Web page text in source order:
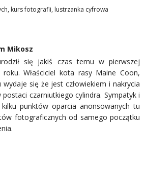
, kurs fotografii, lustrzanka cyfrowa
Mikosz
się jakiś czas temu w pierwszej
roku. Właściciel kota rasy Maine Coon,
się że jest człowiekiem i nakrycia
postaci czarniutkiego cylindra. Sympatyk i
punktów oparcia anonsowanych tu
fotograficznych od samego początku